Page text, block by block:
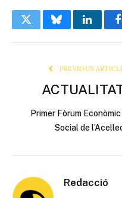
TwitterBluesky
PREVIOUS
Primer Fòrum Econòmic
Social de
Redacció